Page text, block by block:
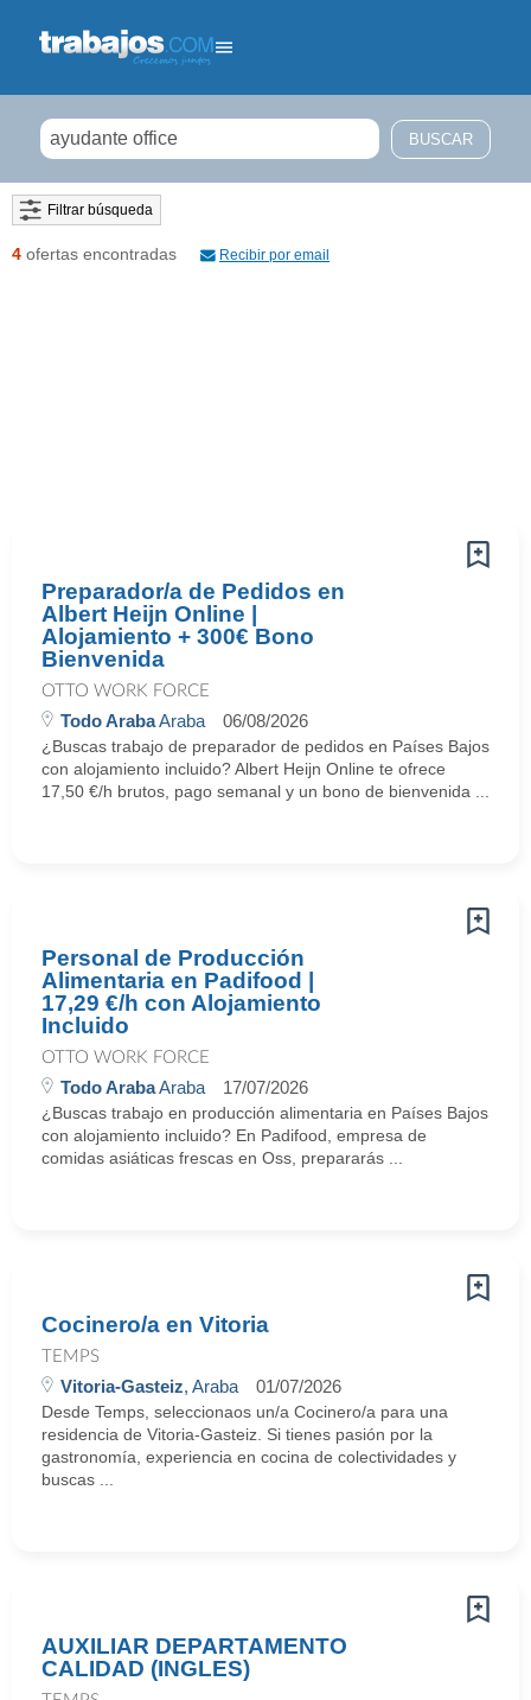
Filtrar búsqueda
4 ofertas encontradas Recibir por email
Preparador/a de Pedidos en
Albert Heijn Online |
Alojamiento + 300€ Bono
Bienvenida
OTTO WORK FORCE
Todo ArabaAraba 06/08/2026
¿Buscas trabajo de preparador de pedidos en Países Bajos
con alojamiento incluido? Albert Heijn Online te ofrece
17,50 €/h brutos, pago semanal y un bono de bienvenida ...
Personal de Producción
Alimentaria en Padifood |
17,29 €/h con Alojamiento
Incluido
OTTO WORK FORCE
Todo ArabaAraba 17/07/2026
¿Buscas trabajo en producción alimentaria en Países Bajos
con alojamiento incluido? En Padifood, empresa de
comidas asiáticas frescas en Oss, prepararás ...
Cocinero/a en Vitoria
TEMPS
Vitoria-Gasteiz, Araba 01/07/2026
Desde Temps, seleccionaos un/a Cocinero/a para una
residencia de Vitoria-Gasteiz. Si tienes pasión por la
gastronomía, experiencia en cocina de colectividades y
buscas ...
AUXILIAR DEPARTAMENTO
CALIDAD (INGLES)